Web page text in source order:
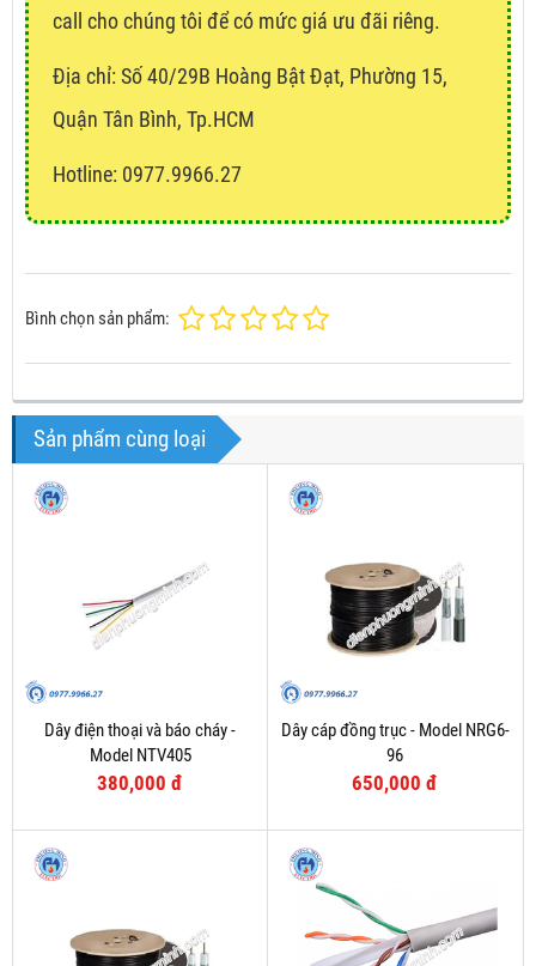
call cho chúng tôi để có mức giá ưu đãi riêng.
Địa chỉ: Số 40/29B Hoàng Bật Đạt, Phường 15,
Quận Tân Bình, Tp.HCM
Hotline: 0977.9966.27
Bình chọn sản phẩm:
Sản phẩm cùng loại
Dây điện thoại và báo cháy -
Model NTV405
380,000 đ
Dây cáp đồng trục - Model NRG6-
96
650,000 đ